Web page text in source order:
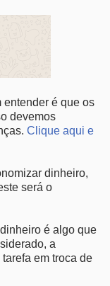
entender é que os
devemos
Clique aqui e
dinheiro,
será o
é algo que
a
em troca de